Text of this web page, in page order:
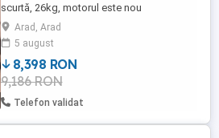
scurtă, 26kg, motorul este nou
din2023,funcționează perfect, pot trimite
filmare pe whatsapp, acte,mai multe
detalii la telefon .
Arad, Arad
5 august
8,398 RON
9,186 RON
Telefon validat